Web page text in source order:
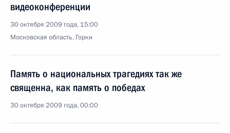
видеоконференции
30 октября 2009 года, 15:00
Московская область, Горки
Память о национальных трагедиях так же
священна, как память о победах
30 октября 2009 года, 00:00